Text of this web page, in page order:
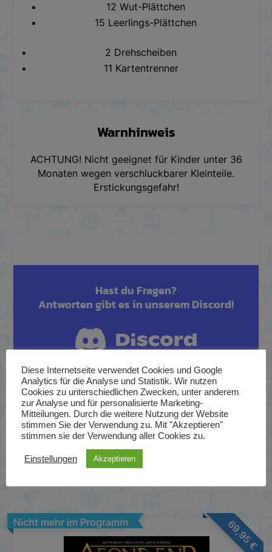
12 Wut-Plättchen
15 Leerlings-Plättchen
2 Drehscheiben
11 Kartentrenner
Warnhinweis
ACHTUNG! Nicht geeignet für Kinder unter 36
Monaten wegen verschluckbarer Kleinteile.
Erstickungsgefahr!
Hast du Fragen?
Antworten gibt es in unserem Discord!
Zugehörige Grundspiele und
Erweiterungen
69,95
€
Nicht mehr im Programm
Diese Internetseite verwendet Cookies und Google
Analytics für die Analyse und Statistik. Wir nutzen
Cookies zu unterschiedlichen Zwecken, unter anderem
zur Analyse und für personalisierte Marketing-
Mitteilungen. Durch die weitere Nutzung der Website
stimmen Sie der Verwendung zu. Mit "Akzeptieren"
stimmen sie der Verwendung aller Cookies zu.
Einstellungen Akzeptieren